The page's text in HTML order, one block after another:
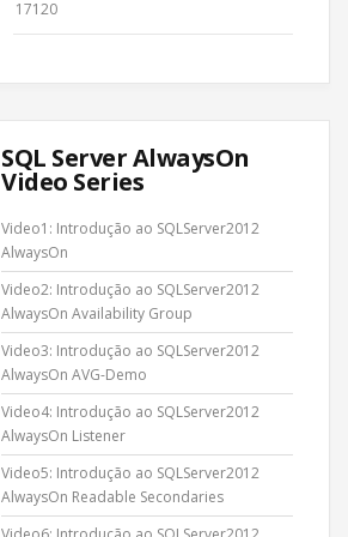
17120
SQL Server AlwaysOn
Video Series
Video1: Introdução ao SQLServer2012
AlwaysOn
Video2: Introdução ao SQLServer2012
AlwaysOn Availability Group
Video3: Introdução ao SQLServer2012
AlwaysOn AVG-Demo
Video4: Introdução ao SQLServer2012
AlwaysOn Listener
Video5: Introdução ao SQLServer2012
AlwaysOn Readable Secondaries